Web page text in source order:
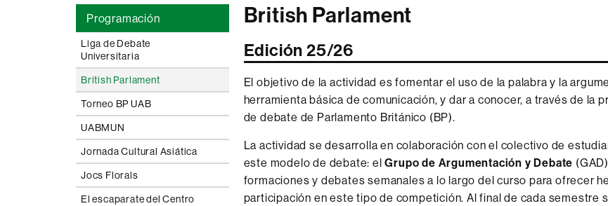
Programación
Liga de Debate
Universitaria
British Parlament
Torneo BP UAB
UABMUN
Jornada Cultural Asiática
Jocs Florals
El escaparate del Centro
British Parlament
Edición 25/26
El objetivo de la actividad es fomentar el uso de la palabra y la
herramienta básica de comunicación, y dar a conocer, a través de la
de debate de Parlamento Británico (BP).
La actividad se desarrolla en colaboración con el colectivo de
este modelo de debate: elGrupo de Argumentación y Debate
formaciones y debates semanales a lo largo del curso para ofrecer
participación en este tipo de competición. Al final de cada semestre